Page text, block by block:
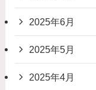
2025年6月
2025年5月
2025年4月